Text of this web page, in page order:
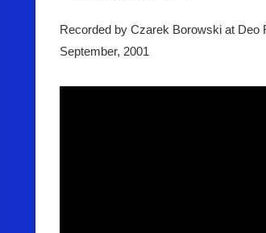
Recorded by Czarek Borowski at Deo
September, 2001